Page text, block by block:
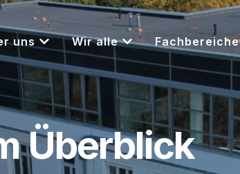
uns Wir alle Fachbereiche
Überblick